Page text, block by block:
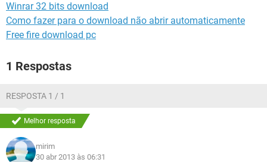
Winrar 32 bits download
Como fazer para o download não abrir automaticamente
Free fire download pc
1 Respostas
RESPOSTA 1 / 1
Melhor resposta
mirim
30 abr 2013 às 06:31